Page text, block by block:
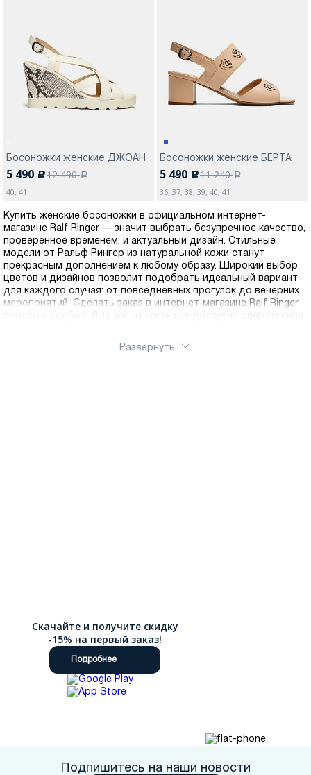
Босоножки женские ДЖОАН
5 490 c12 490a
40, 41
Босоножки женские БЕРТА
5 490 c11 240a
36, 37, 38, 39, 40, 41
Купить женские босоножки в официальном интернет-
магазине Ralf Ringer — значит выбрать безупречное качество,
проверенное временем, и актуальный дизайн. Стильные
модели от Ральф Рингер из натуральной кожи станут
прекрасным дополнением к любому образу. Широкий выбор
цветов и дизайнов позволит подобрать идеальный вариант
для каждого случая: от повседневных прогулок до вечерних
мероприятий. Сделать заказ в интернет-магазине Ralf Ringer
Развернуть
Скачайте и получите скидку
-15% на первый заказ!
Подробнее
Подпишитесь на наши новости